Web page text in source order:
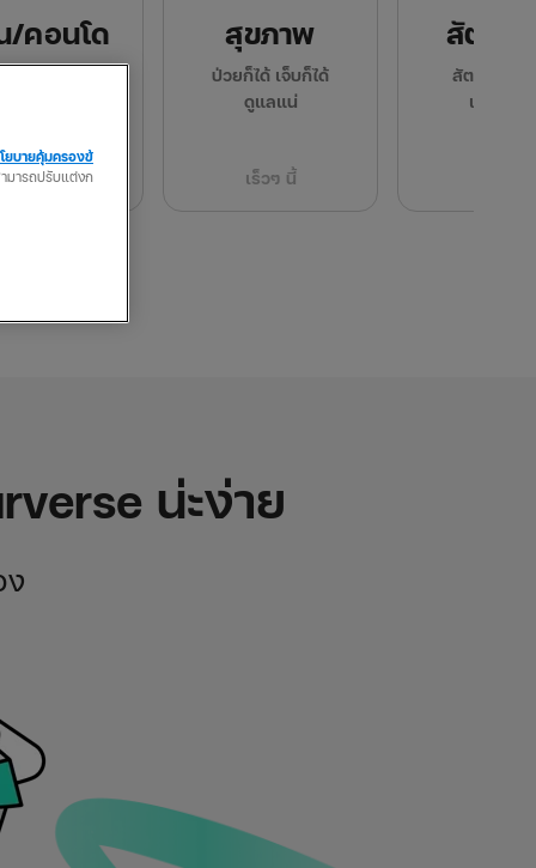
/คอนโด
เบี้ยประกัน
สุขภาพ
ป่วยก็ได้ เจ็บก็ได้
ดูแลแน่
เร็วๆ นี้
สัตว์เ
สัตว์เลี้ยงฮี
เราฮีลคุ
น่ะง่าย
ง
ยบายคุ้มครองข้
มารถปรับแต่งก